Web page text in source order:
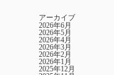
アーカイブ
2026年6月
2026年5月
2026年4月
2026年3月
2026年2月
2026年1月
2025年12月